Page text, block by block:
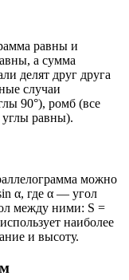
равны и
а сумма
делят друг друга
случаи
90°), ромб (все
углы равны).
можно
α, где α — угол
между ними: S =
наиболее
и высоту.